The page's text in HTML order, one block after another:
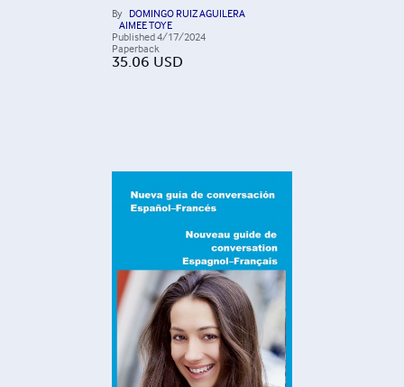
By DOMINGO RUIZ AGUILERA
AIMEE TOYE
Published4/17/2024
Paperback
35.06 USD